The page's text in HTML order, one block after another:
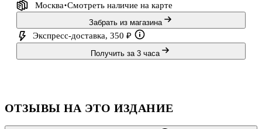
Москва Смотреть наличие на карте
Забрать из магазина
Экспресс-доставка, 350 ₽
Получить за 3 часа
ОТЗЫВЫ НА ЭТО ИЗДАНИЕ